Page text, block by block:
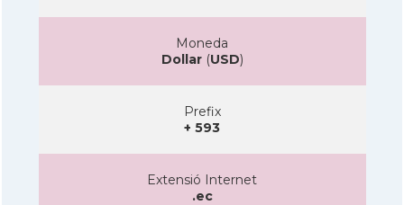
Moneda
Dollar(USD)
Prefix
+ 593
Extensió Internet
.ec